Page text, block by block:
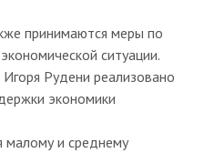
принимаются меры по
ситуации.
Рудени реализовано
экономики
малому и среднему